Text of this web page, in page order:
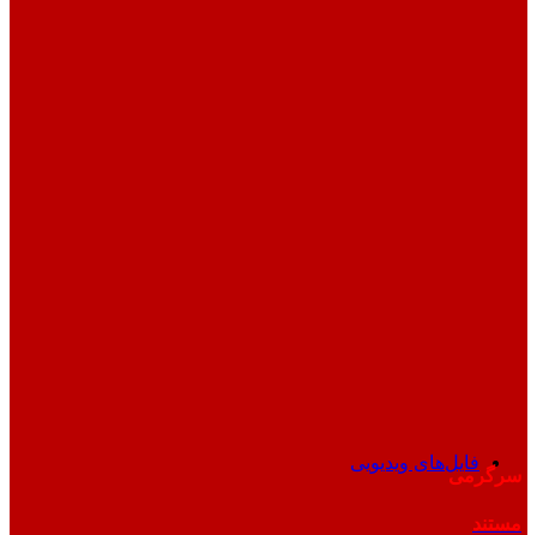
فایل‌های ویدیویی
سرگرمی
مستند